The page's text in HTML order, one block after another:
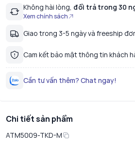
Không hài lòng, đổi trả trong 30
Xem chính sách
Giao trong 3-5 ngày và freeship
Cam kết bảo mật thông tin khách
Cần tư vấn thêm? Chat ngay!
Chi tiết sản phẩm
ATM5009-TKD-M